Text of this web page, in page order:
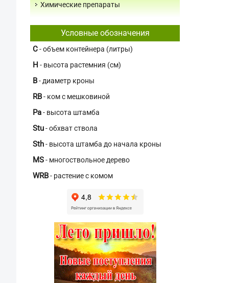
Химические препараты
Условные обозначения
C- объем контейнера (литры)
H - высота растемния (см)
В- диаметр кроны
RB- ком с мешковиной
Pa- высота штамба
Stu- обхват ствола
Sth- высота штамба до начала кроны
MS- многоствольное дерево
WRB- растение с комом